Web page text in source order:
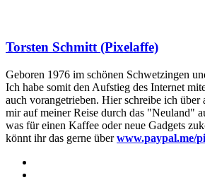
Torsten Schmitt (Pixelaffe)
Geboren 1976 im schönen Schwetzingen
Ich habe somit den Aufstieg des Internet
auch vorangetrieben. Hier schreibe ich
mir auf meiner Reise durch das "Neuland"
was für einen Kaffee oder neue Gadgets
könnt ihr das gerne überwww.paypal.me/